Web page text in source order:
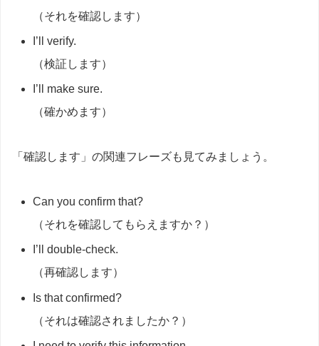
（それを確認します）
I’ll verify.
（検証します）
I’ll make sure.
（確かめます）
「確認します」の関連フレーズも見てみましょう。
Can you confirm that?
（それを確認してもらえますか？）
I’ll double-check.
（再確認します）
Is that confirmed?
（それは確認されましたか？）